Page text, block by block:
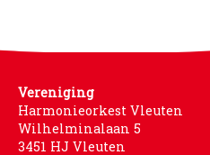
Vereniging
Harmonieorkest Vleuten
Wilhelminalaan 5
3451 HJ Vleuten